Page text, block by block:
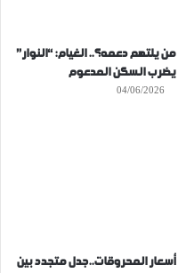
من يلتهم دعمه؟.. الغيام: “النوار”
يضرب السكن المدعوم
04/06/2026
أسعار المحروقات..جدل متجدد بين